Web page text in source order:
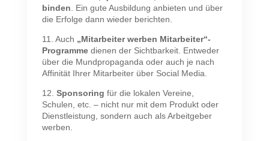
binden . Ein gute Ausbildung anbieten und über
die Erfolge dann wieder berichten.
11. Auch „Mitarbeiter werben Mitarbeiter“-
Programmedienen der Sichtbarkeit. Entweder
über die Mundpropaganda oder auch je nach
Affinität Ihrer Mitarbeiter über Social Media.
12. Sponsoring für die lokalen Vereine,
Schulen, etc. – nicht nur mit dem Produkt oder
Dienstleistung, sondern auch als Arbeitgeber
werben.